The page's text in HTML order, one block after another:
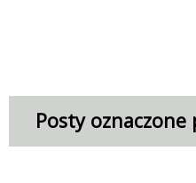
Posty oznaczone